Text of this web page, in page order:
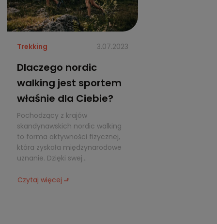
Trekking 3.07.2023
Dlaczego nordic
walking jest sportem
właśnie dla Ciebie?
Pochodzący z krajów
skandynawskich nordic walking
to forma aktywności fizycznej,
która zyskała międzynarodowe
uznanie. Dzięki swej...
Czytaj więcej